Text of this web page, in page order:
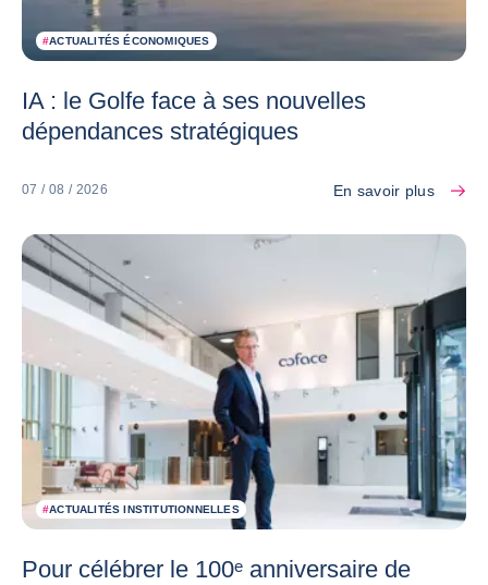
#ACTUALITÉS ÉCONOMIQUES
IA : le Golfe face à ses nouvelles
dépendances stratégiques
07 / 08 / 2026 En savoir plus
#ACTUALITÉS INSTITUTIONNELLES
Pour célébrer le 100ᵉ anniversaire de